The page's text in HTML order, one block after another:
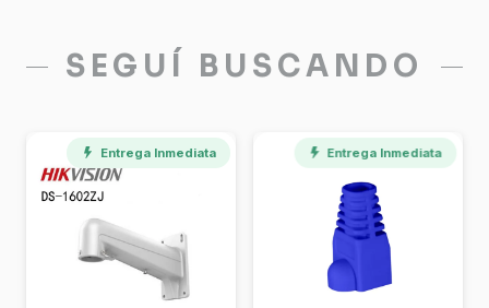
SEGUÍ BUSCANDO
Entrega Inmediata Entrega Inmediata